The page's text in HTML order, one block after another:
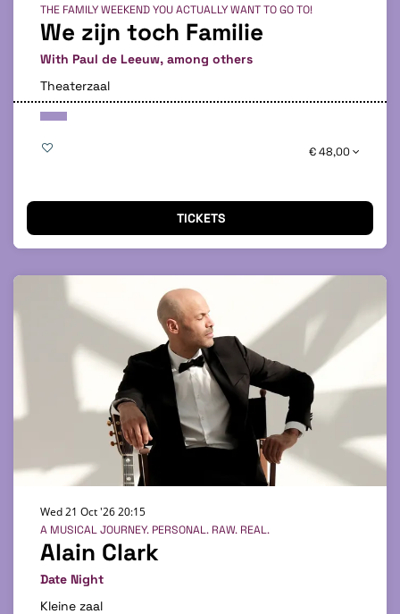
We zijn toch Familie
With Paul de Leeuw, among others
THE FAMILY WEEKEND YOU ACTUALLY WANT TO GO TO!
Theaterzaal
€ 48,00
TICKETS
Alain Clark
Date Night
A MUSICAL JOURNEY. PERSONAL. RAW. REAL.
Wed 21 Oct '2620:15
Kleine zaal